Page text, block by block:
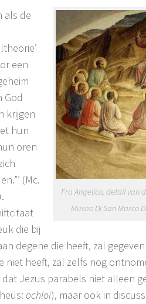
Fra Angelico, detail van
Museo Di San Marco
als de
een
God
krijgen
hun
oren
(Mc.
die bij
degene die heeft, zal
niet heeft, zal zelfs nog
dat Jezus parabels niet alleen
ochloi), maar ook in